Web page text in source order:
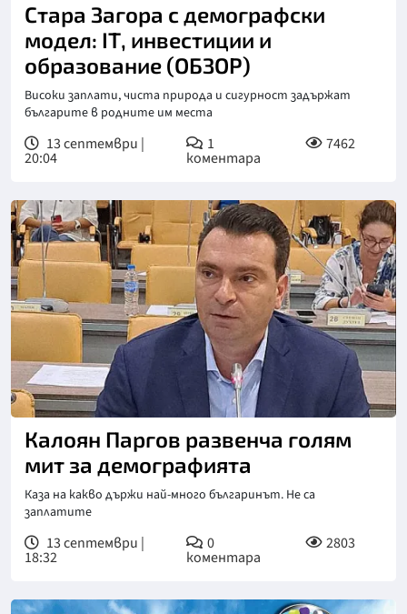
Стара Загора с демографски
модел: ІТ, инвестиции и
образование (ОБЗОР)
Високи заплати, чиста природа и сигурност задържат
българите в родните им места
13 септември |
20:04
1
коментара
7462
Калоян Паргов развенча голям
мит за демографията
Каза на какво държи най-много българинът. Не са
заплатите
13 септември |
18:32
0
коментара
2803